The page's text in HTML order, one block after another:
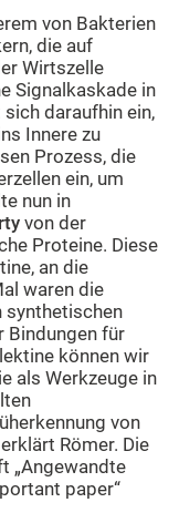
von Bakterien
die auf
Wirtszelle
Signalkaskade in
daraufhin ein,
Innere zu
Prozess, die
ein, um
nun in
von der
Proteine. Diese
an die
waren die
synthetischen
Bindungen für
können wir
als Werkzeuge in
von
Römer. Die
„Angewandte
paper“